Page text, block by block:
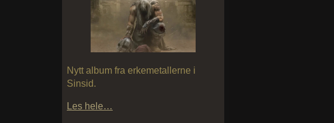
Nytt album fra erkemetallerne i
Sinsid.
Les hele…